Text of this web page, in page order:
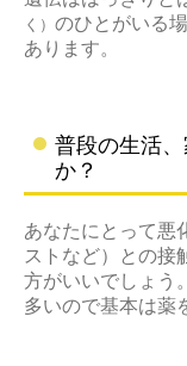
く） のひとがいる
あります。
普段の生活
か？
あなたにとって悪
ストなど）との接
方がいいでしょう
多いので基本は薬